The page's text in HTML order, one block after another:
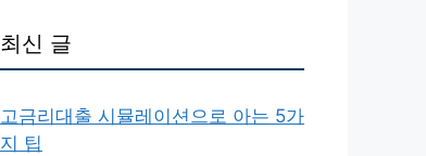
최신 글
고금리대출 시뮬레이션으로 아는 5가
지 팁